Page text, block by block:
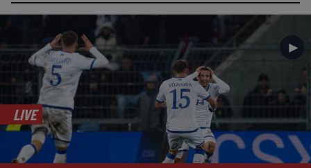
►
LIVE